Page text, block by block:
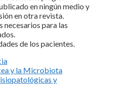
en ningún medio y
en otra revista.
para las
de los pacientes.
y la Microbiota
y